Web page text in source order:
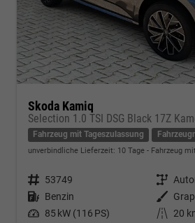
Skoda Kamiq
Selection 1.0 TSI DSG Black 17Z
Fahrzeug mit Tageszulassung
unverbindliche Lieferzeit: 10 Tage Fahrzeug
Fahrzeugnr. 53749 Getriebe
Kraftstoff Benzin Außenfarbe
Leistung 85 kW (116 PS) Kilometerstand
20